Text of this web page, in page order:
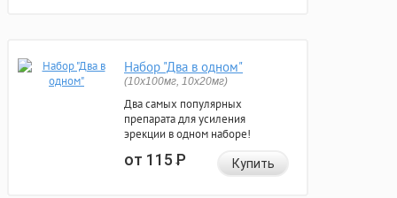
Набор "Два в одном"
(10x100мг, 10x20мг)
Два самых популярных
препарата для усиления
эрекции в одном наборе!
от 115Р Купить